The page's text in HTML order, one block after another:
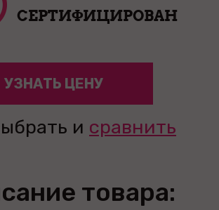
СЕРТИФИЦИРОВАН
УЗНАТЬ ЦЕНУ
и сравнить
товара: